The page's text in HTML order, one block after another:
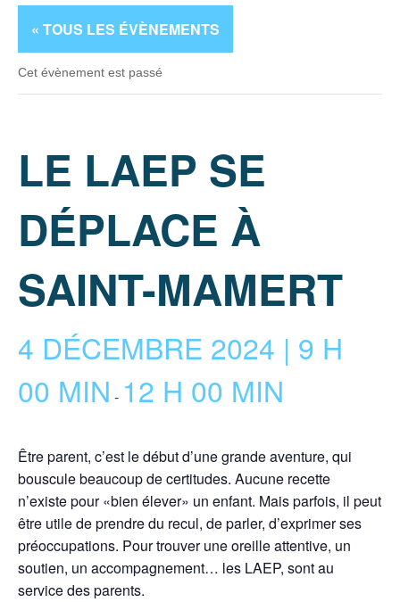
« TOUS LES ÉVÈNEMENTS
Cet évènement est passé
LE LAEP SE
DÉPLACE À
SAINT-MAMERT
4 DÉCEMBRE 2024 | 9 H
00 MIN - 12 H 00 MIN
Être parent, c’est le début d’une grande aventure, qui
bouscule beaucoup de certitudes. Aucune recette
n’existe pour «bien élever» un enfant. Mais parfois, il peut
être utile de prendre du recul, de parler, d’exprimer ses
préoccupations. Pour trouver une oreille attentive, un
soutien, un accompagnement… les LAEP, sont au
service des parents.